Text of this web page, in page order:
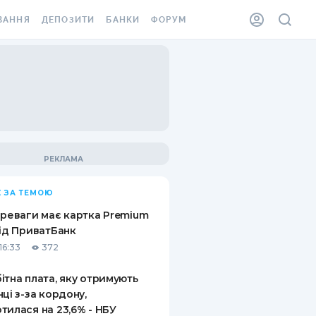
ВІНЬЄТКА
ВІД
ВИПАДКІВ
ДЕПОЗИТИ
ПИТАННЯ ТА ВІДПОВІДІ
ПУТІВНИКИ ПО
БАНКИ ФОРУМ
ЗА ТЕМОЮ
має картка Premium
ПриватБанк
372
плата, яку отримують
з-за кордону,
на 23,6% - НБУ